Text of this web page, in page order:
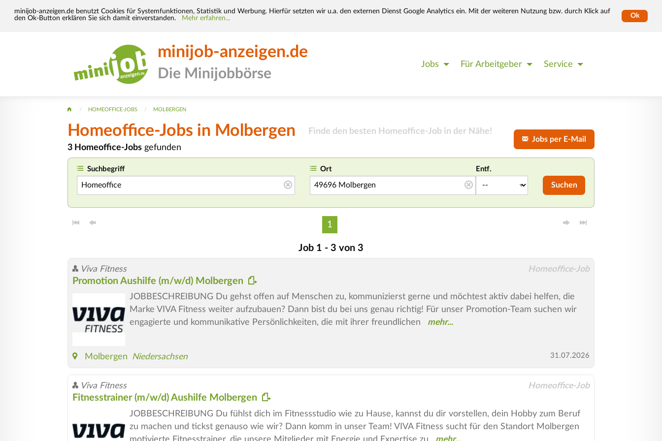
minijob-anzeigen.de benutzt Cookies für Systemfunktionen, Statistik und Werbung. Hierfür setzten wir u.a. den externen Dienst Google Analytics ein. Mit der weiteren Nutzung bzw. durch Klick auf
den Ok-Button erklären Sie sich damit einverstanden.
Mehr erfahren... Ok
minijob-anzeigen.de
Die Minijobbörse
Jobs Für Arbeitgeber Service
HOMEOFFICE-JOBS MOLBERGEN
Homeoffice-Jobs in Molbergen Finde den besten Homeoffice-Job in der Nähe!
3 Homeoffice-Jobs gefunden
Jobs per E-Mail
Suchbegriff Ort Entf.
Suchen
1
Job 1 - 3 von 3
Viva Fitness Homeoffice-Job
Promotion Aushilfe (m/w/d) Molbergen
JOBBESCHREIBUNG Du gehst offen auf Menschen zu, kommunizierst gerne und möchtest aktiv dabei helfen, die
Marke VIVA Fitness weiter aufzubauen? Dann bist du bei uns genau richtig! Für unser Promotion-Team suchen wir
engagierte und kommunikative Persönlichkeiten, die mit ihrer freundlichen
Molbergen Niedersachsen 31.07.2026
Viva Fitness Homeoffice-Job
Fitnesstrainer (m/w/d) Aushilfe Molbergen
JOBBESCHREIBUNG Du fühlst dich im Fitnessstudio wie zu Hause, kannst du dir vorstellen, dein Hobby zum Beruf
zu machen und tickst genauso wie wir? Dann komm in unser Team! VIVA Fitness sucht für den Standort Molbergen
motivierte Fitnesstrainer, die unsere Mitglieder mit Energie und Expertise zu